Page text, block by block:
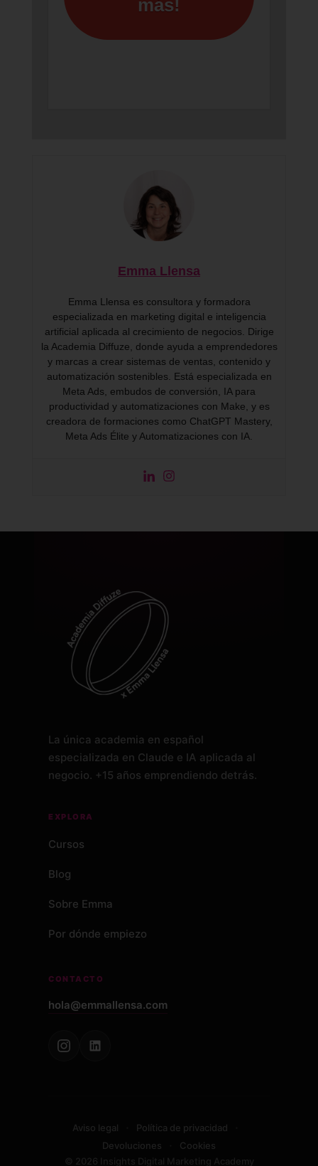
más!
Emma Llensa
Emma Llensa es consultora y formadora
especializada en marketing digital e inteligencia
artificial aplicada al crecimiento de negocios. Dirige
la Academia Diffuze, donde ayuda a emprendedores
y marcas a crear sistemas de ventas, contenido y
automatización sostenibles. Está especializada en
Meta Ads, embudos de conversión, IA para
productividad y automatizaciones con Make, y es
creadora de formaciones como ChatGPT Mastery,
Meta Ads Élite y Automatizaciones con IA.
La única academia en español
especializada en Claude e IA aplicada al
negocio. +15 años emprendiendo detrás.
EXPLORA
Cursos
Blog
Sobre Emma
Por dónde empiezo
CONTACTO
hola@emmallensa.com
Aviso legal Política de privacidad
Devoluciones
Cookies
© 2026 Insights Digital Marketing Academy